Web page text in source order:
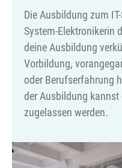
Die Ausbildung zum
System-Elektronikerin
deine Ausbildung
Vorbildung,
oder Berufserfahrung
der Ausbildung
zugelassen werden.